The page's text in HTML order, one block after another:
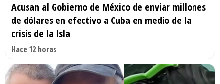
Acusan al Gobierno de México de enviar millones
de dólares en efectivo a Cuba en medio de la
crisis de la Isla
Hace 12 horas